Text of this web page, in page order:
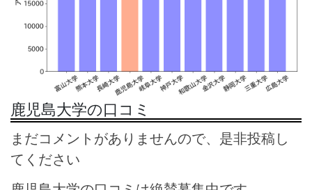
鹿児島大学の口コミ
まだコメントがありませんので、是非投稿し
てください